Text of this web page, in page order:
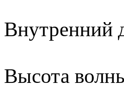
Внутренний
Высота